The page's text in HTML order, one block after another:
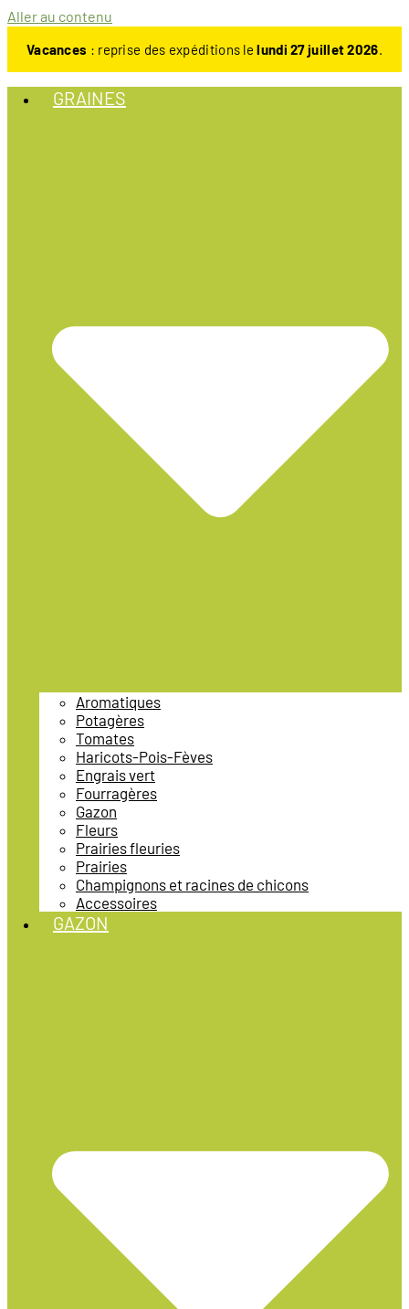
Aller au contenu
Vacances : reprise des expéditions lelundi 27 juillet 2026.
GRAINES
Aromatiques
Potagères
Tomates
Haricots-Pois-Fèves
Engrais vert
Fourragères
Gazon
Fleurs
Prairies fleuries
Prairies
Champignons et racines de chicons
Accessoires
GAZON